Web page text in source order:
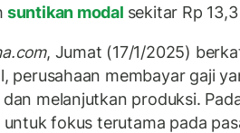
suntikan modal sekitar Rp
, Jumat (17/1/2025)
perusahaan membayar gaji
melanjutkan produksi.
fokus terutama pada